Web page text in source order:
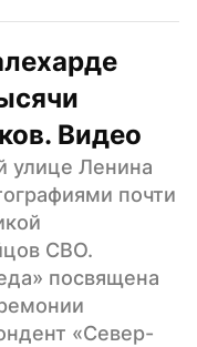
Видео
улице Ленина
почти
СВО.
посвящена
«Север-